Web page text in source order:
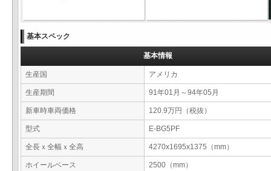
基本スペック
基本情報
生産国 アメリカ
生産期間 91年01月～94年05月
新車時車両価格 120.9万円（税抜）
型式 E-BG5PF
全長ｘ全幅ｘ全高 4270x1695x1375（mm）
ホイールベース 2500（mm）